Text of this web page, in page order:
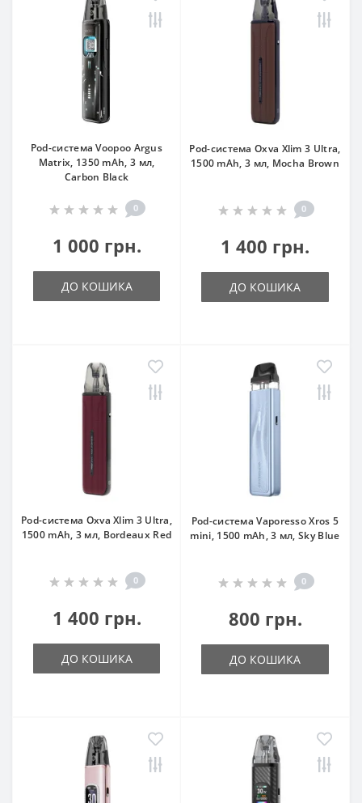
Pod-система Voopoo Argus
Matrix, 1350 mAh, 3 мл,
Carbon Black
0
1 000 грн.
ДО КОШИКА
Pod-система Oxva Xlim 3 Ultra,
1500 mAh, 3 мл, Mocha Brown
0
1 400 грн.
ДО КОШИКА
Pod-система Oxva Xlim 3 Ultra,
1500 mAh, 3 мл, Bordeaux Red
0
1 400 грн.
ДО КОШИКА
Pod-система Vaporesso Xros 5
mini, 1500 mAh, 3 мл, Sky Blue
0
800 грн.
ДО КОШИКА